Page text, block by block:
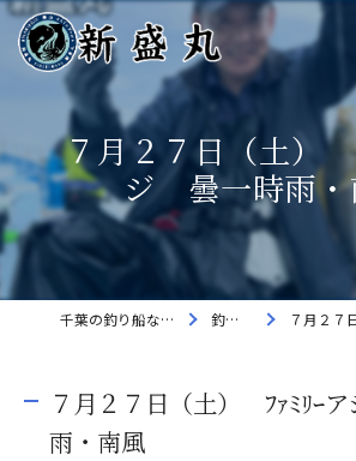
７月２７日（土）
ジ 曇一時雨・
千葉の釣り船なら新盛丸 釣果速報 ７月２７日（
７月２７日（土） ﾌｧﾐﾘｰ
雨・南風